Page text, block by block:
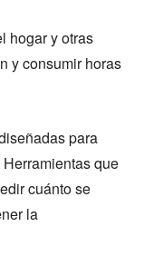
hogar y otras
y consumir horas
para
que
cuánto se
la